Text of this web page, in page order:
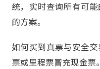
统，实时查询所有可
的方案。
如何买到真票与安全
票或里程票冒充现金票。